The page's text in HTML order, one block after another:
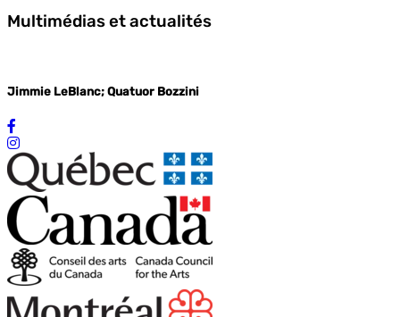
Multimédias et actualités
Jimmie LeBlanc; Quatuor Bozzini